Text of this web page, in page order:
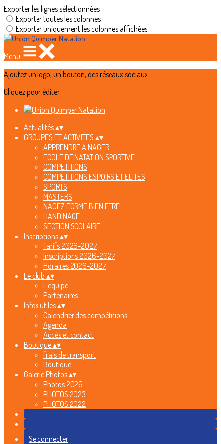
Exporter les lignes sélectionnées
Exporter toutes les colonnes
Exporter uniquement les colonnes affichées
Menu
Ajoutez un logo, un bouton, des réseaux sociaux
Cliquez pour éditer
Actualités▴▾
GROUPES ET ACTIVITES ▴▾
APPRENDRE A NAGER
ECOLE DE NATATION SPORTIVE
COMPETITIONS
COMPETITIONS ESPOIRS ET ELITES
SPORTS
MASTERS
NAGEZ FORME BIEN ÊTRE
HANDINAGE
SECTION SCOLAIRE
Inscriptions▴▾
Tarifs 2026-2027
Inscriptions 2026-2027
Horaires 2026-2027
Le club ▴▾
L'équipe
Partenaires
Infos utiles▴▾
Calendrier des compétitions
Agenda
Accès et contact
Boutique▴▾
frais de transport
Boutique
Galerie Photos▴▾
Photos 2026
PHOTOS 2023
PHOTOS 2022
Se connecter